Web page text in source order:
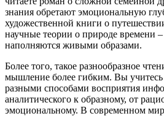
знания обретают эмоциональную
художественной книги о
научные теории о природе времени
наполняются живыми образами.
Более того, такое разнообразное
мышление более гибким. Вы учитесь
разными способами восприятия
аналитического к образному, от
эмоциональному. В современном